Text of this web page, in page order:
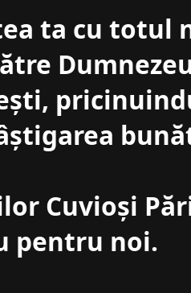
ta cu totul
Cuvioşi
pentru noi.